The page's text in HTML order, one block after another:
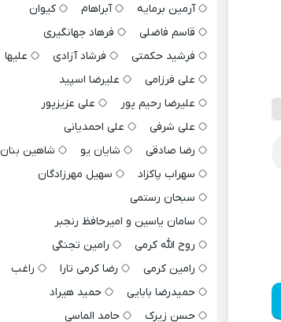
آرمین برمایه
آبراهام
کیوان
قاسم فاضلی
فرهاد جهانگیری
فرشید حکمتی
فرشاد آزادی
علیها
علی فرزامی
علیرضا اسپید
علیرضا رحیم پور
علی عزیزپور
علی شرفی
علی احمدیانی
رضا صادقی
شایان یو
شاهین بنان
سهراب پاکزاد
سهیل مهرزادگان
سبحان رستمی
سامان یاسین و امیرحافظ رنجبر
روح الله کرمی
رامین تجنگی
رامین کرمی
رضا کرمی تارا
راغب
حمیدرضا بابایی
حمید هیراد
حسن زیرک
حامد الماسی